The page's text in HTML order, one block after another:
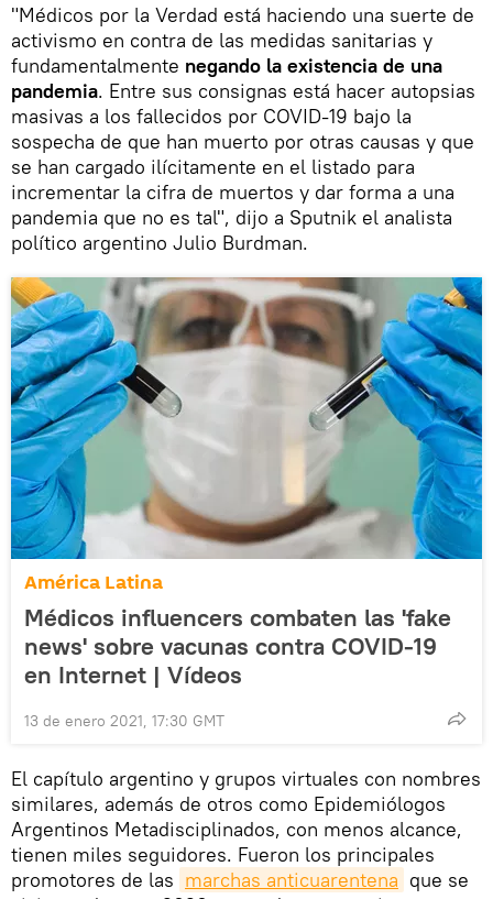
"Médicos por la Verdad está haciendo una suerte de
activismo en contra de las medidas sanitarias y
fundamentalmente negando la existencia de una
pandemia. Entre sus consignas está hacer autopsias
masivas a los fallecidos por COVID-19 bajo la
sospecha de que han muerto por otras causas y que
se han cargado ilícitamente en el listado para
incrementar la cifra de muertos y dar forma a una
pandemia que no es tal", dijo a Sputnik el analista
político argentino Julio Burdman.
América Latina
Médicos influencers combaten las 'fake
news' sobre vacunas contra COVID-19
en Internet | Vídeos
13 de enero 2021, 17:30 GMT
El capítulo argentino y grupos virtuales con nombres
similares, además de otros como Epidemiólogos
Argentinos Metadisciplinados, con menos alcance,
tienen miles seguidores. Fueron los principales
promotores de las marchas anticuarentena que se